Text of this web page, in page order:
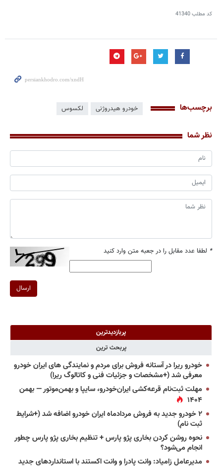
کد مطلب41340
برچسب‌ها خودرو هیدروژنی لکسوس
نظر شما
* لطفا عدد مقابل را در جعبه متن وارد کنید
ارسال
پربازدیدترین
پربحث ترین
خودرو ریرا در آستانه فروش برای مردم و نمایندگی های ایران خودرو
معرفی شد (+مشخصات و جزئیات فنی و کاتالوگ ریرا)
مهلت ثبت‌نام قرعه‌کشی ایران‌خودرو، سایپا و بهمن‌موتور — بهمن
۱۴۰۴
۲ خودرو جدید به فروش مردادماه ایران خودرو اضافه شد (+شرایط
ثبت نام)
نحوه روشن کردن بخاری پژو پارس + تنظیم بخاری پژو پارس چطور
انجام می‌شود؟
مدیرعامل زامیاد: وانت پادرا و وانت اکستند با استانداردهای جدید